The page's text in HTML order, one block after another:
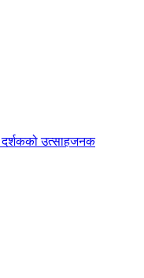
दर्शकको उत्साहजनक